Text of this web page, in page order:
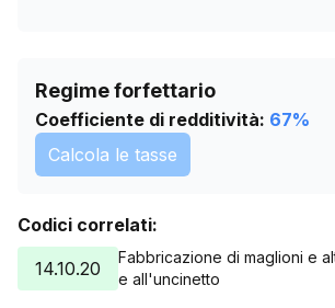
Regime forfettario
Coefficiente di redditività: 67%
Calcola le tasse
Codici correlati:
14.10.20
Fabbricazione di maglioni e
e all'uncinetto